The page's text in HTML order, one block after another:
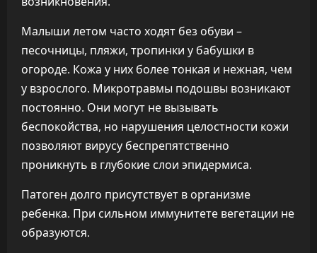
Малыши летом часто ходят без обуви –
песочницы, пляжи, тропинки у бабушки в
огороде. Кожа у них более тонкая и нежная, чем
у взрослого. Микротравмы подошвы возникают
постоянно. Они могут не вызывать
беспокойства, но нарушения целостности кожи
позволяют вирусу беспрепятственно
проникнуть в глубокие слои эпидермиса.
Патоген долго присутствует в организме
ребенка. При сильном иммунитете вегетации не
образуются.